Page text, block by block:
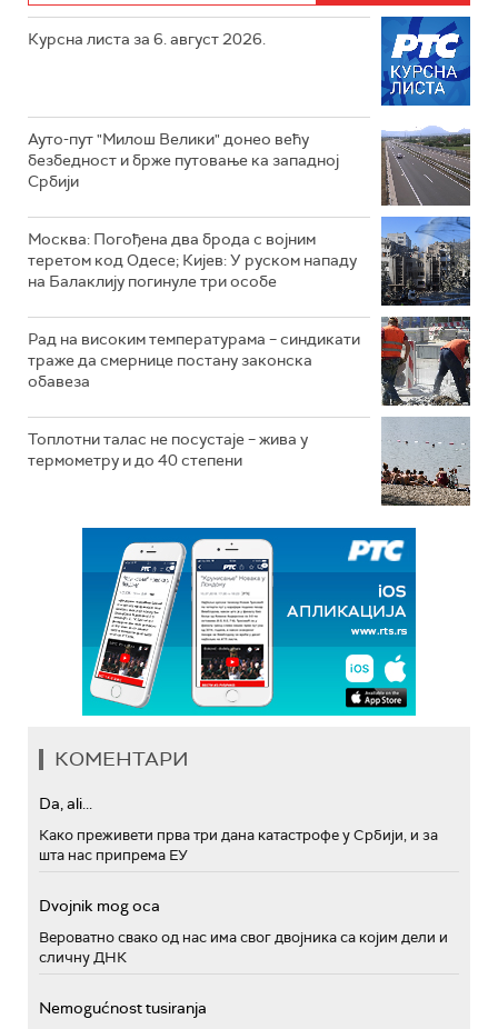
Курсна листа за 6. август 2026.
Ауто-пут "Милош Велики" донео већу
безбедност и брже путовање ка западној
Србији
Москва: Погођена два брода с војним
теретом код Одесе; Кијев: У руском нападу
на Балаклију погинуле три особе
Рад на високим температурама – синдикати
траже да смернице постану законска
обавеза
Топлотни талас не посустаје – жива у
термометру и до 40 степени
КОМЕНТАРИ
Da, ali...
Како преживети прва три дана катастрофе у Србији, и за
шта нас припрема ЕУ
Dvojnik mog oca
Вероватно свако од нас има свог двојника са којим дели и
сличну ДНК
Nemogućnost tusiranja